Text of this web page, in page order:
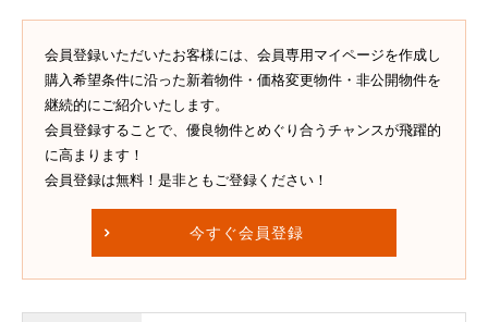
会員登録いただいたお客様には、会員専用マイページを作成し
購入希望条件に沿った新着物件・価格変更物件・非公開物件を
継続的にご紹介いたします。
会員登録することで、優良物件とめぐり合うチャンスが飛躍的
に高まります！
会員登録は無料！是非ともご登録ください！
今すぐ会員登録